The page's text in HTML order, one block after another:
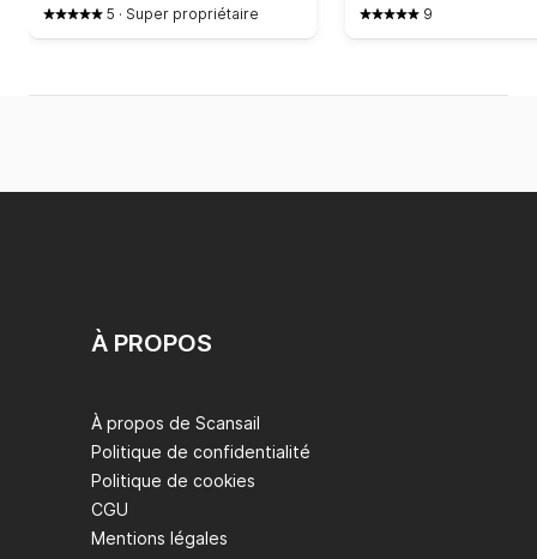
5 · Super propriétaire 9
À PROPOS
À propos de Scansail
Politique de confidentialité
Politique de cookies
CGU
Mentions légales